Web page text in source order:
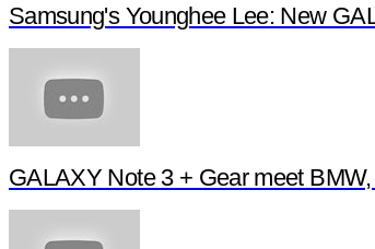
Samsung's Younghee Lee: New
GALAXY Note 3 + Gear meet